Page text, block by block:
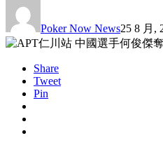
Poker Now News25 8 月,
Share
Tweet
Pin